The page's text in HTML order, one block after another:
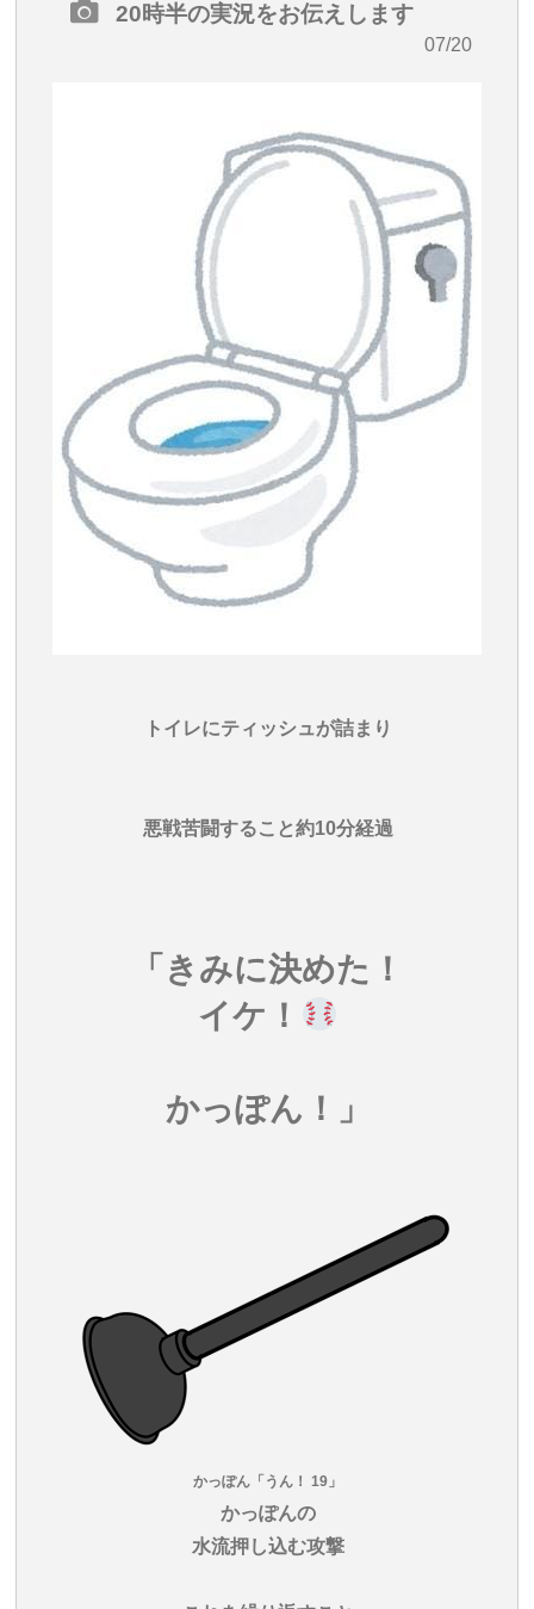
・07/20
20時半の実況をお伝えします
トイレにティッシュが詰まり
悪戦苦闘すること約10分経過
「きみに決めた！
イケ！
かっぽん！」
かっぽん「うん！ 19」
かっぽんの
水流押し込む攻撃